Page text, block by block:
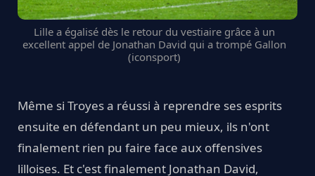
Lille a égalisé dès le retour du vestiaire grâce à un
excellent appel de Jonathan David qui a trompé Gallon
(iconsport)
Même si Troyes a réussi à reprendre ses esprits
ensuite en défendant un peu mieux, ils n'ont
finalement rien pu faire face aux offensives
lilloises. Et c'est finalement Jonathan David,